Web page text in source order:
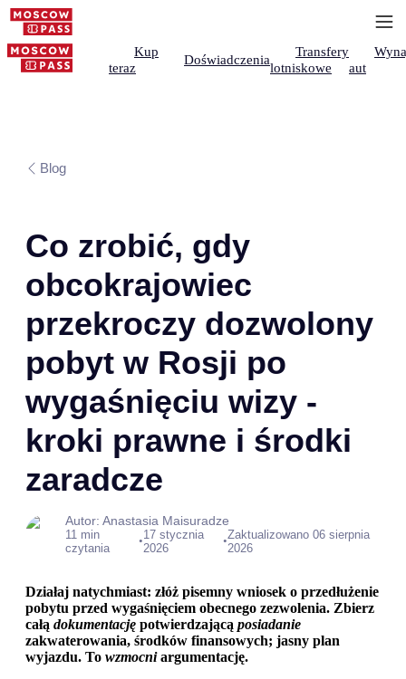
Kup
teraz
Doświadczenia
Transfery
lotniskowe
aut
Blog
Co zrobić, gdy
obcokrajowiec
przekroczy dozwolony
pobyt w Rosji po
wygaśnięciu wizy -
kroki prawne i środki
zaradcze
Autor: Anastasia Maisuradze
11 min
czytania
•17 stycznia
2026
•Zaktualizowano 06 sierpnia
2026
Działaj natychmiast: złóż pisemny wniosek o przedłużenie
pobytu przed wygaśnięciem obecnego zezwolenia. Zbierz
całą dokumentację potwierdzającą posiadanie
zakwaterowania, środków finansowych; jasny plan
wyjazdu. To wzmocniargumentację.